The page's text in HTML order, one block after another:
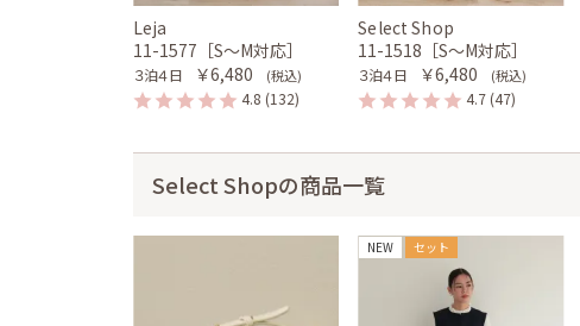
Leja
11-1577［S〜M対応］
３泊４日 ￥6,480 (税込)
4.8 (132)
Select Shop
11-1518［S〜M対応］
３泊４日 ￥6,480 (税込)
4.7 (47)
Select Shopの商品一覧
NEW セット